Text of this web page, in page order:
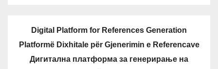
Digital Platform for References Generation
Platformë Dixhitale për Gjenerimin e Referencave
Дигитална платформа за генерирање на